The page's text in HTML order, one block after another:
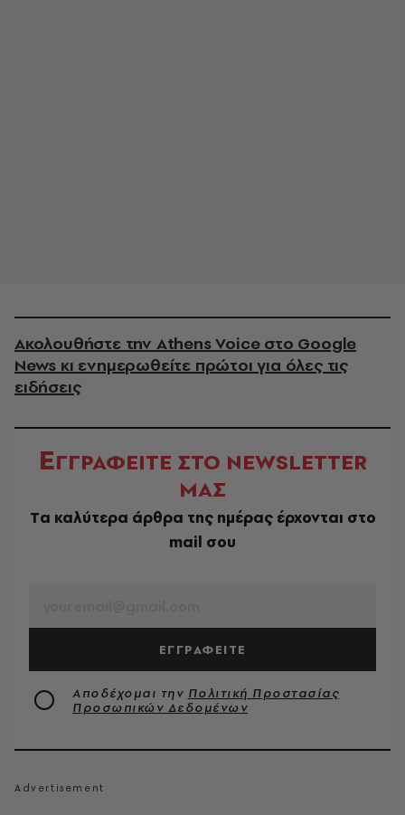
Ακολουθήστε την Athens Voice στο Google
News κι ενημερωθείτε πρώτοι για όλες τις
ειδήσεις
ΕΓΓΡΑΦΕΙΤΕ ΣΤΟ NEWSLETTER
ΜΑΣ
Tα καλύτερα άρθρα της ημέρας έρχονται στο
mail σου
ΕΓΓΡΑΦΕΙΤΕ
Αποδέχομαι την Πολιτική Προστασίας
Προσωπικών Δεδομένων